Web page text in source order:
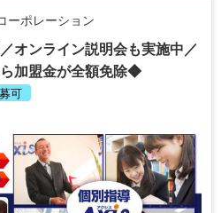
ーポレーション
オンライン説明会も実施中／
加盟金が全額免除◆
可